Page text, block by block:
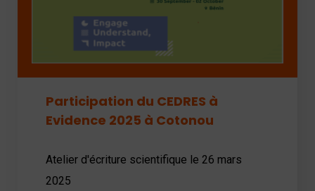
Participation du CEDRES à
Evidence 2025 à Cotonou
Atelier d'écriture scientifique le 26 mars
2025